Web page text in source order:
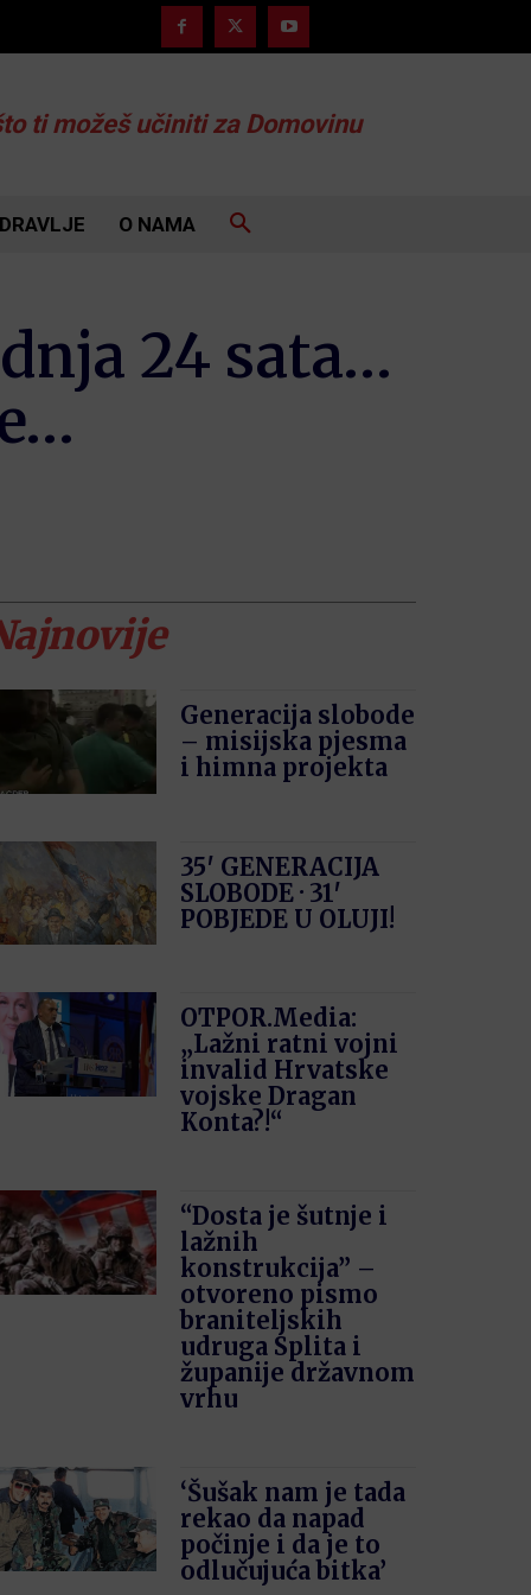
ti možeš učiniti za Domovinu
O NAMA
24 sata…
Generacija slobode
– misijska pjesma
i himna projekta
35′ GENERACIJA
SLOBODE · 31′
POBJEDE U OLUJI!
OTPOR.Media:
„Lažni ratni vojni
invalid Hrvatske
vojske Dragan
Konta?!“
“Dosta je šutnje i
lažnih
konstrukcija” –
otvoreno pismo
braniteljskih
udruga Splita i
županije državnom
vrhu
‘Šušak nam je tada
rekao da napad
počinje i da je to
odlučujuća bitka’